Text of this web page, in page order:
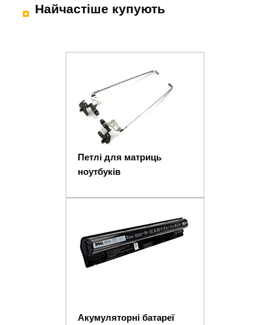
Найчастіше купують
Петлі для матриць
ноутбуків
Акумуляторні батареї